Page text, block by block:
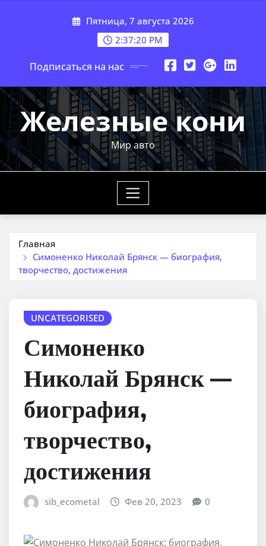
Пятница, 7 августа 2026
2:37:21 PM
Подписаться на нас
Железные кони
Мир авто
Главная
Симоненко Николай Брянск — биография,
творчество, достижения
UNCATEGORISED
Симоненко
Николай Брянск —
биография,
творчество,
достижения
sib_ecometal Фев 20, 2023 0